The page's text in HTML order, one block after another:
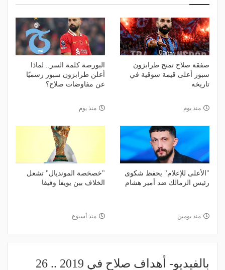
صفقة صلاح تمنح طرابزون
سبور أعلى قيمة سوقية في
تاريخه
منذ يوم
البورصة كلمة السر.. لماذا
أعلن طرابزون سبور رسميًا
عن مفاوضات صلاح؟
منذ يوم
"الأعلى للإعلام" يحفظ شكوى
رئيس الزمالك ضد أمير هشام
منذ يومين
"خصخصة المونديال" تشعل
الخلاف بين يويفا وفيفا
منذ أسبوع
بالفيديو- أهداف صلاح في 2019 .. 26